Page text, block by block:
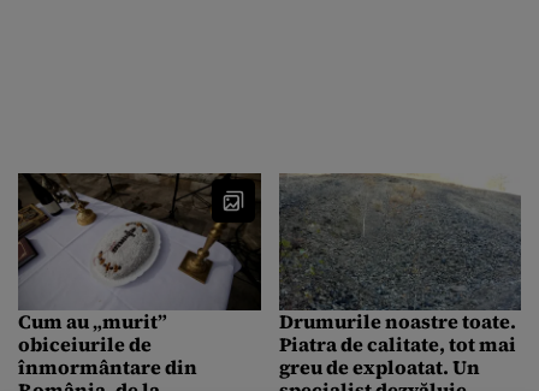
Cum au „murit”
obiceiurile de
înmormântare din
Drumurile noastre toate.
Piatra de calitate, tot mai
greu de exploatat. Un